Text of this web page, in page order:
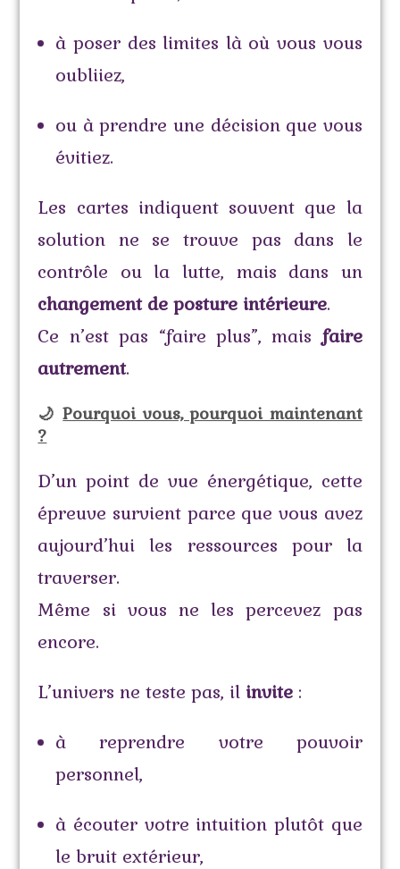
à poser des limites là où vous vous
oubliiez,
ou à prendre une décision que vous
évitiez.
Les cartes indiquent souvent que la
solution ne se trouve pas dans le
contrôle ou la lutte, mais dans un
changement de posture intérieure.
Ce n’est pas “faire plus”, maisfaire
autrement.
🌙Pourquoi vous, pourquoi maintenant
?
D’un point de vue énergétique, cette
épreuve survient parce que vous avez
aujourd’hui les ressources pour la
traverser.
Même si vous ne les percevez pas
encore.
L’univers ne teste pas, il invite :
à reprendre votre pouvoir
personnel,
à écouter votre intuition plutôt que
le bruit extérieur,